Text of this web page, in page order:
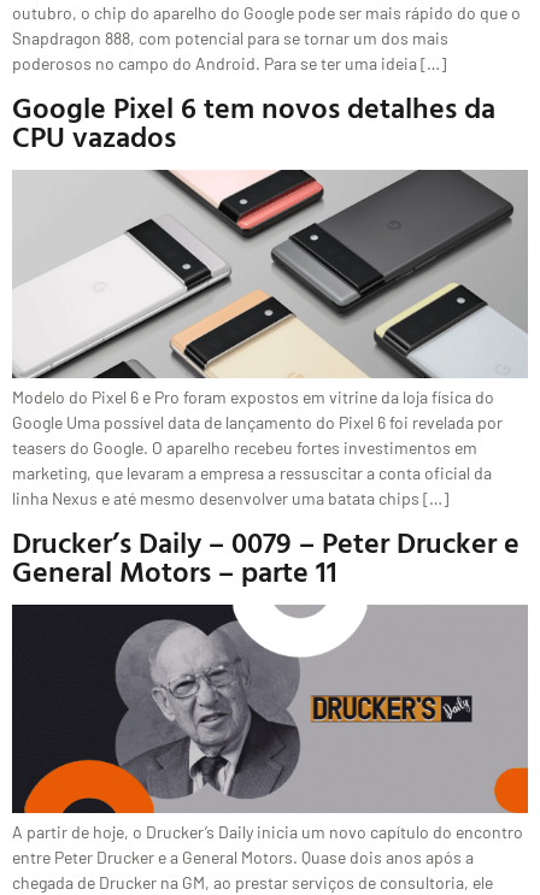
outubro, o chip do aparelho do Google pode ser mais rápido do que o
Snapdragon 888, com potencial para se tornar um dos mais
poderosos no campo do Android. Para se ter uma ideia […]
Google Pixel 6 tem novos detalhes da
CPU vazados
Modelo do Pixel 6 e Pro foram expostos em vitrine da loja física do
Google Uma possível data de lançamento do Pixel 6 foi revelada por
teasers do Google. O aparelho recebeu fortes investimentos em
marketing, que levaram a empresa a ressuscitar a conta oficial da
linha Nexus e até mesmo desenvolver uma batata chips […]
Drucker’s Daily – 0079 – Peter Drucker e
General Motors – parte 11
A partir de hoje, o Drucker’s Daily inicia um novo capítulo do encontro
entre Peter Drucker e a General Motors. Quase dois anos após a
chegada de Drucker na GM, ao prestar serviços de consultoria, ele